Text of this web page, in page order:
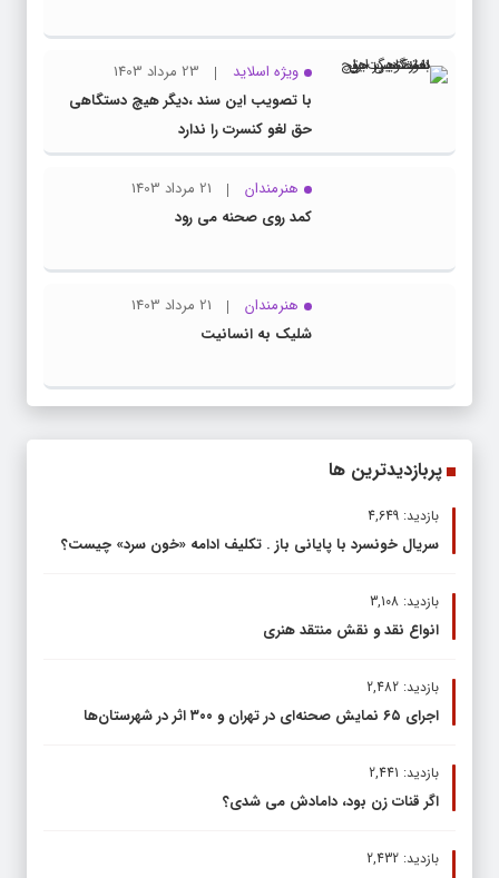
ویژه اسلاید
23 مرداد 1403
با تصویب این سند ،دیگر هیچ دستگاهی
حق لغو کنسرت را ندارد
هنرمندان
21 مرداد 1403
کمد روی صحنه می رود
هنرمندان
21 مرداد 1403
شلیک به انسانیت
پربازدیدترین ها
بازدید: 4,649
سریال خونسرد با پایانی باز . تکلیف ادامه «خون سرد» چیست؟
بازدید: 3,108
انواع نقد و نقش منتقد هنری
بازدید: 2,482
اجرای ۶۵ نمایش صحنه‌ای در تهران و ۳۰۰ اثر در شهرستان‌ها
بازدید: 2,441
اگر قنات زن بود، دامادش می شدی؟
بازدید: 2,432